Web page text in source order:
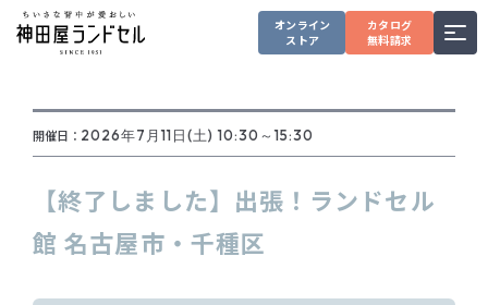
オンライン
ストア
カタログ
無料請求
開催日： 2026年7月11日(土) 10:30～15:30
【終了しました】出張！ランドセル
館 名古屋市・千種区